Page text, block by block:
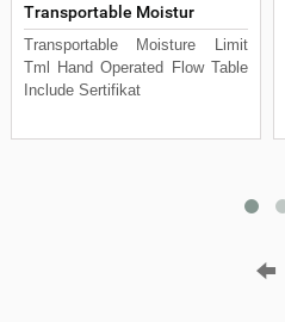
Transportable Moistur
Transportable Moisture Limit
Tml Hand Operated Flow Table
Include Sertifikat